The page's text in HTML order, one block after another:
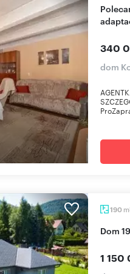
Polecam dom bliźniak 100 m² z możliwością
340
dom
190 m
Dom
1 150